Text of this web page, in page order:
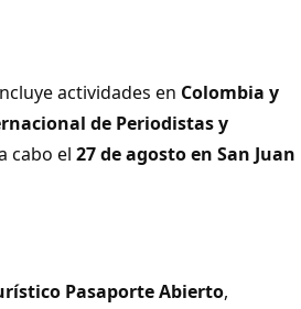
actividades en Colombia y
de Periodistas y
cabo el 27 de agosto en San Juan
Pasaporte Abierto,